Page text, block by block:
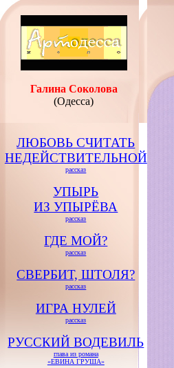
Галина Соколова
(Одесса)
ЛЮБОВЬ СЧИТАТЬ
НЕДЕЙСТВИТЕЛЬНОЙ
рассказ
УПЫРЬ
ИЗ УПЫРЁВА
рассказ
ГДЕ МОЙ?
рассказ
СВЕРБИТ, ШТОЛЯ?
рассказ
ИГРА НУЛЕЙ
рассказ
РУССКИЙ ВОДЕВИЛЬ
глава из романа
«ЕВИНА ГРУША»